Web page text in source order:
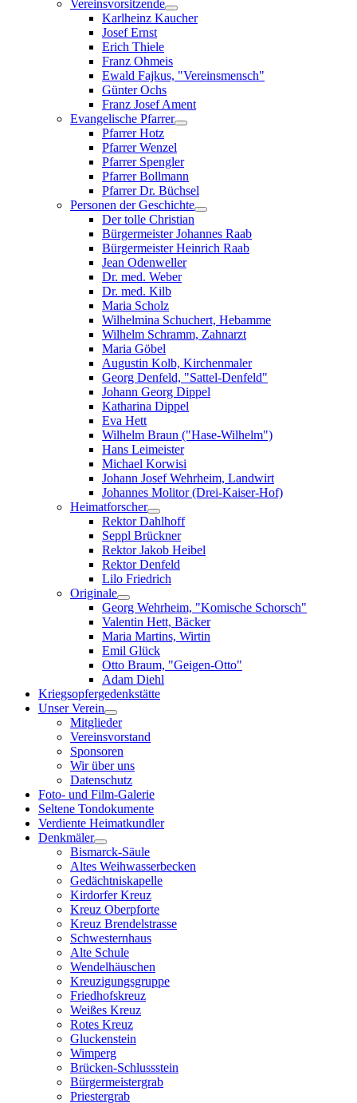
Vereinsvorsitzende
Karlheinz Kaucher
Josef Ernst
Erich Thiele
Franz Ohmeis
Ewald Fajkus, "Vereinsmensch"
Günter Ochs
Franz Josef Ament
Evangelische Pfarrer
Pfarrer Hotz
Pfarrer Wenzel
Pfarrer Spengler
Pfarrer Bollmann
Pfarrer Dr. Büchsel
Personen der Geschichte
Der tolle Christian
Bürgermeister Johannes Raab
Bürgermeister Heinrich Raab
Jean Odenweller
Dr. med. Weber
Dr. med. Kilb
Maria Scholz
Wilhelmina Schuchert, Hebamme
Wilhelm Schramm, Zahnarzt
Maria Göbel
Augustin Kolb, Kirchenmaler
Georg Denfeld, "Sattel-Denfeld"
Johann Georg Dippel
Katharina Dippel
Eva Hett
Wilhelm Braun ("Hase-Wilhelm")
Hans Leimeister
Michael Korwisi
Johann Josef Wehrheim, Landwirt
Johannes Molitor (Drei-Kaiser-Hof)
Heimatforscher
Rektor Dahlhoff
Seppl Brückner
Rektor Jakob Heibel
Rektor Denfeld
Lilo Friedrich
Originale
Georg Wehrheim, "Komische Schorsch"
Valentin Hett, Bäcker
Maria Martins, Wirtin
Emil Glück
Otto Braum, "Geigen-Otto"
Adam Diehl
Kriegsopfergedenkstätte
Unser Verein
Mitglieder
Vereinsvorstand
Sponsoren
Wir über uns
Datenschutz
Foto- und Film-Galerie
Seltene Tondokumente
Verdiente Heimatkundler
Denkmäler
Bismarck-Säule
Altes Weihwasserbecken
Gedächtniskapelle
Kirdorfer Kreuz
Kreuz Oberpforte
Kreuz Brendelstrasse
Schwesternhaus
Alte Schule
Wendelhäuschen
Kreuzigungsgruppe
Friedhofskreuz
Weißes Kreuz
Rotes Kreuz
Gluckenstein
Wimperg
Brücken-Schlussstein
Bürgermeistergrab
Priestergrab